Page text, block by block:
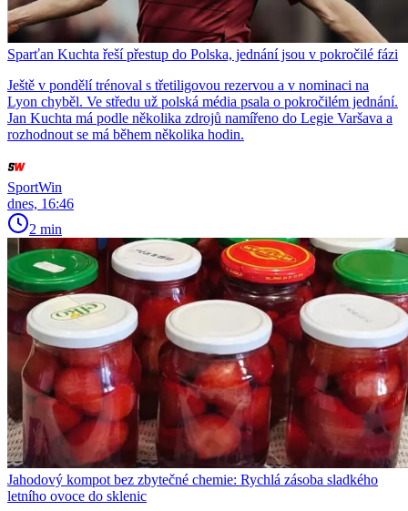
Sparťan Kuchta řeší přestup do Polska, jednání jsou v pokročilé fázi
Ještě v pondělí trénoval s třetiligovou rezervou a v nominaci na
Lyon chyběl. Ve středu už polská média psala o pokročilém jednání.
Jan Kuchta má podle několika zdrojů namířeno do Legie Varšava a
rozhodnout se má během několika hodin.
SportWin
dnes, 16:46
2 min
Jahodový kompot bez zbytečné chemie: Rychlá zásoba sladkého
letního ovoce do sklenic